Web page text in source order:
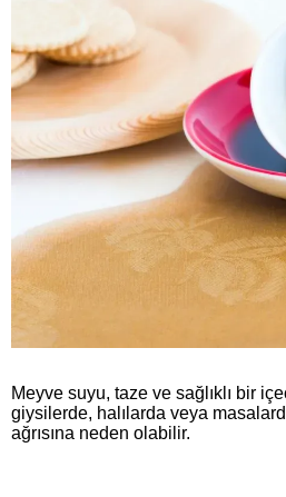
Meyve suyu, taze ve sağlıklı bir
giysilerde, halılarda veya
ağrısına neden olabilir.